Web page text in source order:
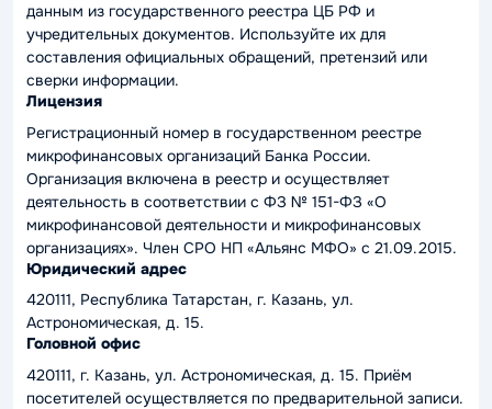
данным из государственного реестра ЦБ РФ и
учредительных документов. Используйте их для
составления официальных обращений, претензий или
сверки информации.
Лицензия
Регистрационный номер в государственном реестре
микрофинансовых организаций Банка России.
Организация включена в реестр и осуществляет
деятельность в соответствии с ФЗ № 151-ФЗ «О
микрофинансовой деятельности и микрофинансовых
организациях». Член СРО НП «Альянс МФО» с 21.09.2015.
Юридический адрес
420111, Республика Татарстан, г. Казань, ул.
Астрономическая, д. 15.
Головной офис
420111, г. Казань, ул. Астрономическая, д. 15. Приём
посетителей осуществляется по предварительной записи.